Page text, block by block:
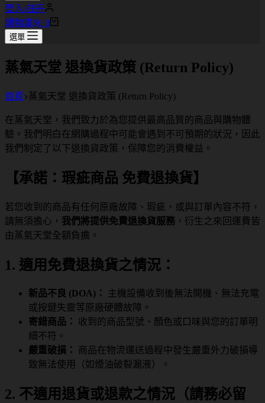
登入/註冊
購物車$0 0
選單
蒸氣天堂 退換貨政策 (Return Policy)
首頁 蒸氣天堂 退換貨政策 (Return Policy)
在蒸氣天堂，我們致力於為您提供最高品質的商品與購物體
驗。我們明白在網購過程中可能會遇到不可預期的狀況，因此
我們制定了以下退換貨政策，保障您的消費權益。
【承諾：瑕疵商品 免費退換貨】
若您收到的商品有任何原廠故障、瑕疵，或與訂單內容不符，
請無須擔心， 我們將提供免費退換貨服務 ，衍生之來回運費皆
由蒸氣天堂全額負擔。
1. 適用免費退換貨之情況：
新品不良 (DOA)：
主機設備收到後無法開機、無法充電
或按鍵失靈等原廠硬體故障。
寄錯商品：
收到的商品型號、顏色或口味與您的訂單明
細不符。
嚴重破損：
商品在物流運送過程中發生嚴重外力破損導
致無法使用（如煙油破裂漏液）。
2. 不適用退貨或退款之情況（請務必留